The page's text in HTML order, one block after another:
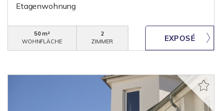
Etagenwohnung
50 m²
WOHNFLÄCHE
2
ZIMMER